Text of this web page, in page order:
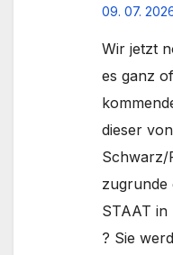
09. 07.
Wir jetzt
es ganz
dieser
Schwarz/
zugrunde
STAAT in
? Sie